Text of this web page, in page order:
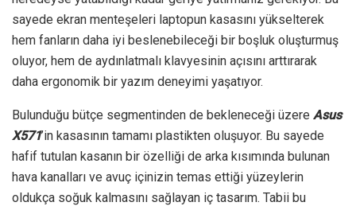
sayede ekran menteşeleri laptopun kasasını yükselterek
hem fanların daha iyi beslenebileceği bir boşluk oluşturmuş
oluyor, hem de aydınlatmalı klavyesinin açısını arttırarak
daha ergonomik bir yazım deneyimi yaşatıyor.
Bulunduğu bütçe segmentinden de bekleneceği üzere Asus
X571’in kasasının tamamı plastikten oluşuyor. Bu sayede
hafif tutulan kasanın bir özelliği de arka kısımında bulunan
hava kanalları ve avuç içinizin temas ettiği yüzeylerin
oldukça soğuk kalmasını sağlayan iç tasarım. Tabii bu